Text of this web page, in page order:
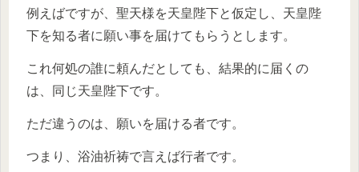
例えばですが、聖天様を天皇陛下と仮定し、天皇陛
下を知る者に願い事を届けてもらうとします。
これ何処の誰に頼んだとしても、結果的に届くの
は、同じ天皇陛下です。
ただ違うのは、願いを届ける者です。
つまり、浴油祈祷で言えば行者です。